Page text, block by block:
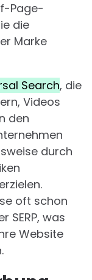
Page-
die
Marke
Search, die
Videos
den
durch
oft schon
SERP, was
Website